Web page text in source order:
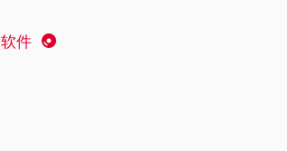
软件